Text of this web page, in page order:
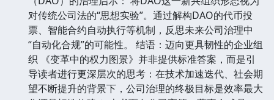
对传统公司法的“思想实验”。通过解构DAO的代币投
票、智能合约自动执行等机制，反思未来公司治理中
“自动化合规”的可能性。 结语：迈向更具韧性的企业组
织 《变革中的权力图景》并非提供标准答案，而是引
导读者进行更深层次的思考：在技术加速迭代、社会期
望不断提升的背景下，公司治理的终极目标是效率最大